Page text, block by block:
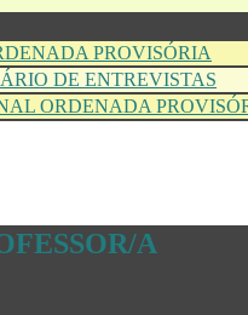
PROVISÓRIA
DE ENTREVISTAS
ORDENADA
A